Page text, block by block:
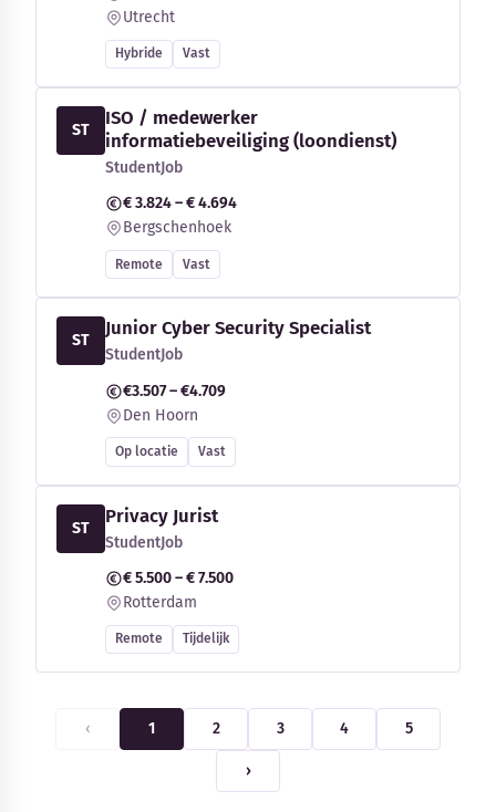
Utrecht
Hybride Vast
ST
ISO / medewerker
informatiebeveiliging (loondienst)
StudentJob
€ 3.824 – € 4.694
Bergschenhoek
Remote Vast
ST
Junior Cyber Security Specialist
StudentJob
€3.507 – €4.709
Den Hoorn
Op locatie Vast
ST
Privacy Jurist
StudentJob
€ 5.500 – € 7.500
Rotterdam
Remote Tijdelijk
‹ 1 2 3 4 5
›